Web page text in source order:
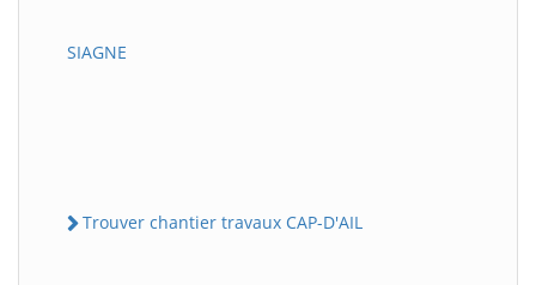
SIAGNE
Trouver chantier travaux CAP-D'AIL